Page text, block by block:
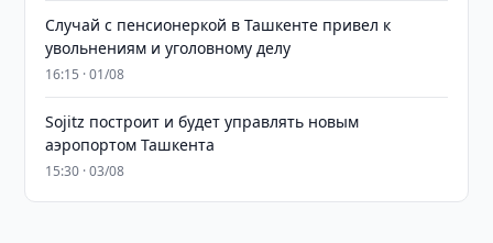
Случай с пенсионеркой в Ташкенте привел к
увольнениям и уголовному делу
16:15 · 01/08
Sojitz построит и будет управлять новым
аэропортом Ташкента
15:30 · 03/08